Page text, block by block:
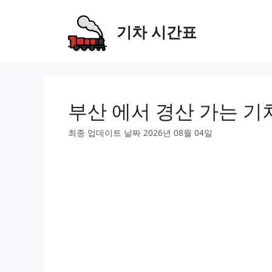
기차 시간표
부산 에서 경산 가는 기
최종 업데이트 날짜 2026년 08월 04일